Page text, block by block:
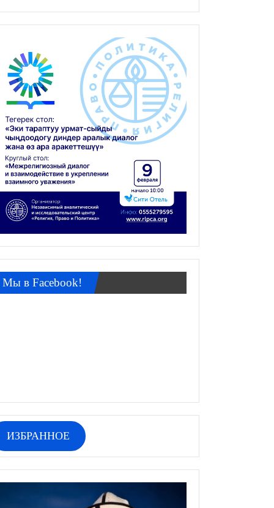
Мы в Facebook!
ИЗБРАННОЕ